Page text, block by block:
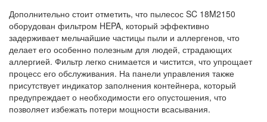
Дополнительно стоит отметить, что пылесос SC 18M2150
оборудован фильтром HEPA, который эффективно
задерживает мельчайшие частицы пыли и аллергенов, что
делает его особенно полезным для людей, страдающих
аллергией. Фильтр легко снимается и чистится, что упрощает
процесс его обслуживания. На панели управления также
присутствует индикатор заполнения контейнера, который
предупреждает о необходимости его опустошения, что
позволяет избежать потери мощности всасывания.